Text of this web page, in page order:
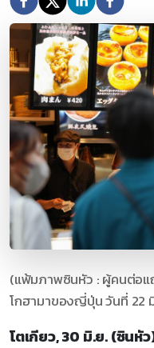
(แฟ้มภาพซินหัว : ผู้คนต่อแ
โกฮามาของญี่ปุ่น วันที่ 22
โตเกียว, 30 มิ.ย. (ซินหั